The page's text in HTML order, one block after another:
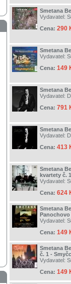
Smetana
Vydavatel:
Cena: 290
Smetana
Vydavatel:
Cena: 149
Smetana
Vydavatel:
Cena: 791
Smetana
Vydavatel:
Cena: 413
Smetana
kvartety č.
Vydavatel:
Cena: 624
Smetana
Vydavatel:
Cena: 149
Smetana
č. 1 -
Vydavatel:
Cena: 149